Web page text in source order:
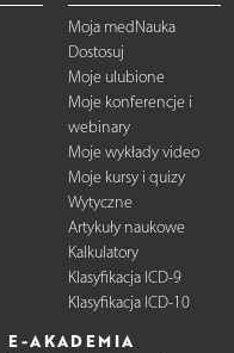
Moja medNauka
Dostosuj
Moje ulubione
Moje konferencje i
webinary
Moje wykłady video
Moje kursy i quizy
Wytyczne
Artykuły naukowe
Kalkulatory
Klasyfikacja ICD-9
Klasyfikacja ICD-10
E-AKADEMIA